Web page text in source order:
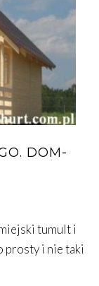
DOM-
tumult i
prosty i nie taki